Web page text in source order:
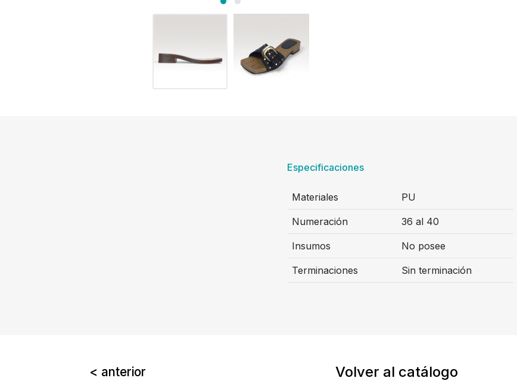
Especificaciones
Materiales PU
Numeración 36 al 40
Insumos No posee
Terminaciones Sin terminación
< anterior Volver al catálogo